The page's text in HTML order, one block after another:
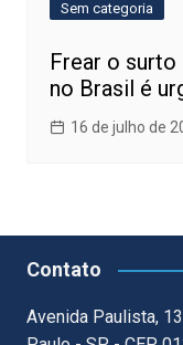
Sem categoria
Frear o
no Brasil é
16 de julho de
Contato
Avenida Paulista,